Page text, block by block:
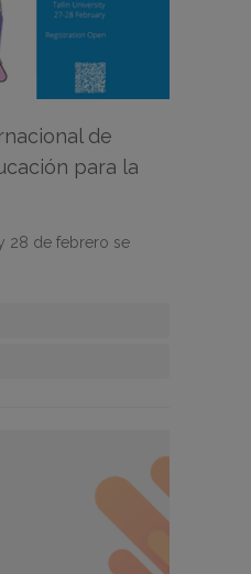
de
para la
28 de febrero se